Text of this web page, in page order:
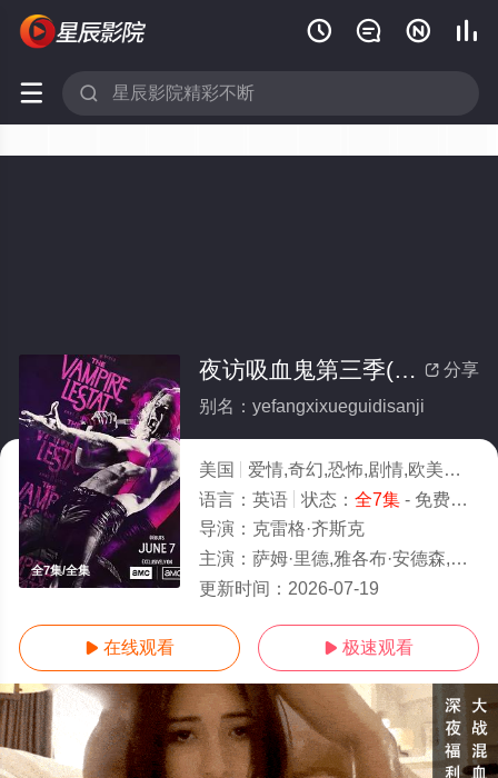
   
 
全7集/全集
 分享
夜访吸血鬼第三季(全集)
别名：yefangxixueguidisanji
美国 爱情,奇幻,恐怖,剧情,欧美
2026
语言： 英语 状态： 全7集- 免费在线观看
导演： 克雷格·齐斯克
主演： 萨姆·里德,雅各布·安德森,阿萨德·扎曼,德莱尼·海勒斯,詹妮弗·艾莉,埃里克·博高森,希拉·
更新时间： 2026-07-19
 在线观看  极速观看